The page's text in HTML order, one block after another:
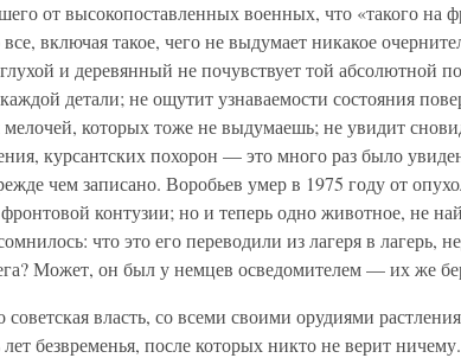
от высокопоставленных военных, что «такого на
включая такое, чего не выдумает никакое
и деревянный не почувствует той абсолютной
детали; не ощутит узнаваемости состояния
которых тоже не выдумаешь; не увидит
курсантских похорон — это много раз было
чем записано. Воробьев умер в 1975 году от
контузии; но и теперь одно животное, не
что это его переводили из лагеря в лагерь,
Может, он был у немцев осведомителем — их же
власть, со всеми своими орудиями
лет безвременья, после которых никто не верит ничему.